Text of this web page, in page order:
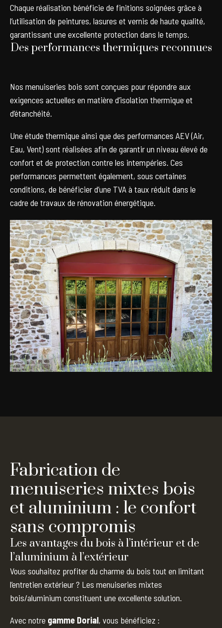
Chaque réalisation bénéficie de finitions soignées grâce à
l’utilisation de peintures, lasures et vernis de haute qualité,
garantissant une excellente protection dans le temps.
Des performances thermiques reconnues
Nos menuiseries bois sont conçues pour répondre aux
exigences actuelles en matière d’isolation thermique et
d’étanchéité.
Une étude thermique ainsi que des performances AEV (Air,
Eau, Vent) sont réalisées afin de garantir un niveau élevé de
confort et de protection contre les intempéries. Ces
performances permettent également, sous certaines
conditions, de bénéficier d’une TVA à taux réduit dans le
cadre de travaux de rénovation énergétique.
Fabrication de
menuiseries mixtes bois
et aluminium : le confort
sans compromis
Les avantages du bois à l’intérieur et de
l’aluminium à l’extérieur
Vous souhaitez profiter du charme du bois tout en limitant
l’entretien extérieur ? Les menuiseries mixtes
bois/aluminium constituent une excellente solution.
Avec notre gamme Dorial, vous bénéficiez :